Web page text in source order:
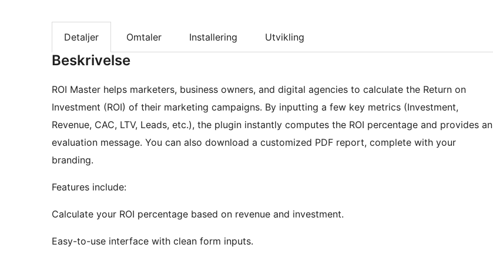
Detaljer Omtaler Installering Utvikling
Beskrivelse
ROI Master helps marketers, business owners, and digital agencies to calculate the Return on
Investment (ROI) of their marketing campaigns. By inputting a few key metrics (Investment,
Revenue, CAC, LTV, Leads, etc.), the plugin instantly computes the ROI percentage and provides an
evaluation message. You can also download a customized PDF report, complete with your
branding.
Features include:
Calculate your ROI percentage based on revenue and investment.
Easy-to-use interface with clean form inputs.